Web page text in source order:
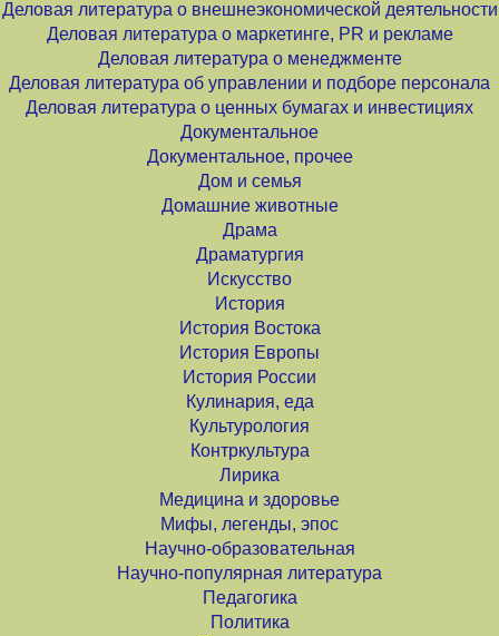
Деловая литература о внешнеэкономической деятельности
Деловая литература о маркетинге, PR и рекламе
Деловая литература о менеджменте
Деловая литература об управлении и подборе персонала
Деловая литература о ценных бумагах и инвестициях
Документальное
Документальное, прочее
Дом и семья
Домашние животные
Драма
Драматургия
Искусство
История
История Востока
История Европы
История России
Кулинария, еда
Культурология
Контркультура
Лирика
Медицина и здоровье
Мифы, легенды, эпос
Научно-образовательная
Научно-популярная литература
Педагогика
Политика